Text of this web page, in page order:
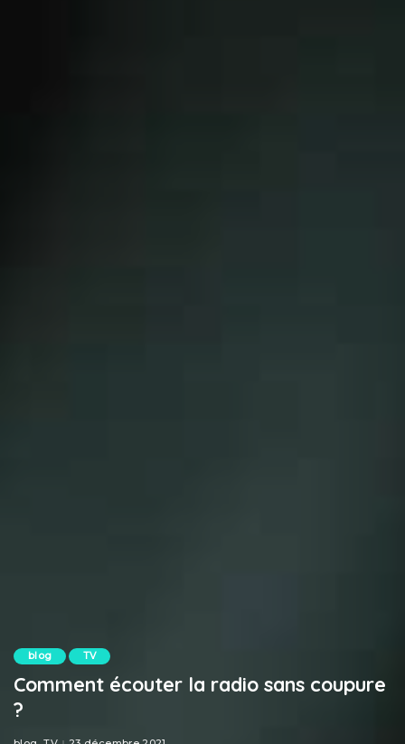
blog TV
Comment écouter la radio sans coupure
?